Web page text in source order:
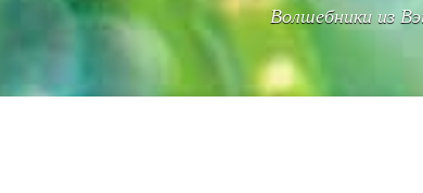
Волшебники из